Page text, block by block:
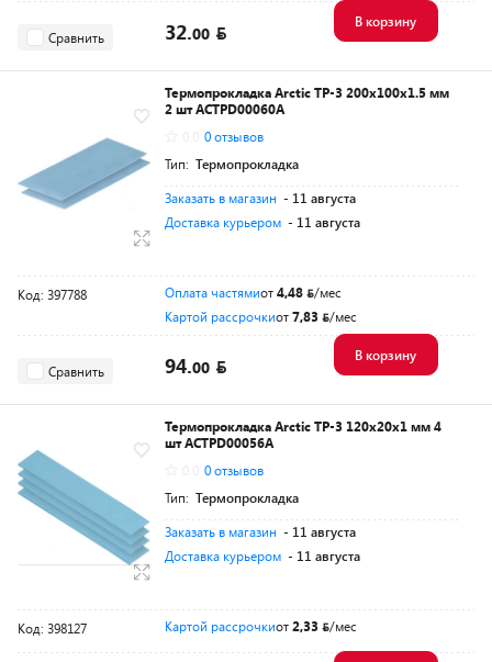
Сравнить 32.00
В корзину
Термопрокладка Arctic TP-3 200x100x1.5 мм
2 шт ACTPD00060A
0 отзывов
Тип: Термопрокладка
Заказать в магазин - 11 августа
Доставка курьером - 11 августа
Код: 397788 Оплата частямиот4,48
/мес
Картой рассрочкиот7,83 /мес
Сравнить 94.00
В корзину
Термопрокладка Arctic TP-3 120x20x1 мм 4
шт ACTPD00056A
0 отзывов
Тип: Термопрокладка
Заказать в магазин - 11 августа
Доставка курьером - 11 августа
Код: 398127 Картой рассрочкиот2,33 /мес